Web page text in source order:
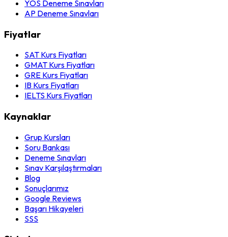
YÖS Deneme Sınavları
AP Deneme Sınavları
Fiyatlar
SAT Kurs Fiyatları
GMAT Kurs Fiyatları
GRE Kurs Fiyatları
IB Kurs Fiyatları
IELTS Kurs Fiyatları
Kaynaklar
Grup Kursları
Soru Bankası
Deneme Sınavları
Sınav Karşılaştırmaları
Blog
Sonuçlarımız
Google Reviews
Başarı Hikayeleri
SSS